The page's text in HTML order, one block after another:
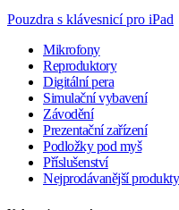
Pouzdra s klávesnicí pro iPad
Mikrofony
Reproduktory
Digitální pera
Simulační vybavení
Závodění
Prezentační zařízení
Podložky pod myš
Příslušenství
Nejprodávanější produkty